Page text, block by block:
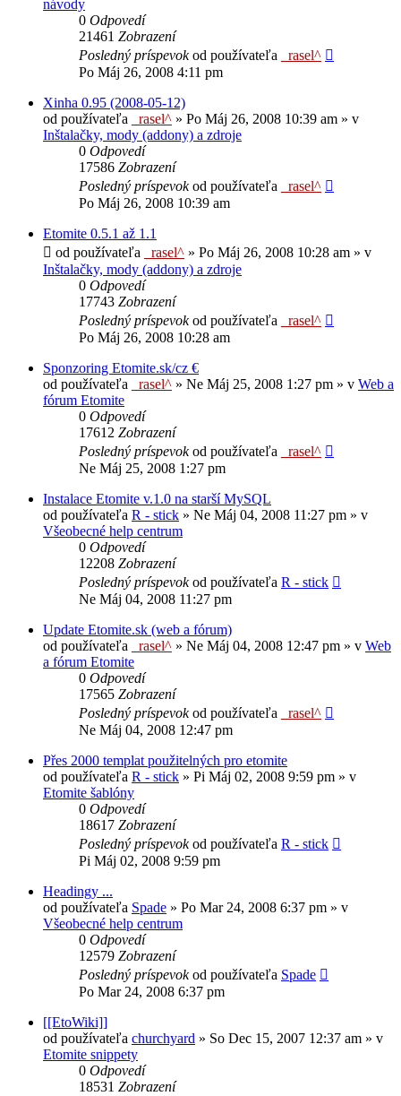
návody
0 Odpovedí
21461 Zobrazení
Posledný príspevokod používateľa
_rasel^
Po Máj 26, 2008 4:11 pm
Xinha 0.95 (2008-05-12)
od používateľa
_rasel^ » Po Máj 26, 2008 10:39 am » v
Inštalačky, mody (addony) a zdroje
0 Odpovedí
17586 Zobrazení
Posledný príspevokod používateľa
_rasel^
Po Máj 26, 2008 10:39 am
Etomite 0.5.1 až 1.1
od používateľa
_rasel^ » Po Máj 26, 2008 10:28 am » v
Inštalačky, mody (addony) a zdroje
0 Odpovedí
17743 Zobrazení
Posledný príspevokod používateľa
_rasel^
Po Máj 26, 2008 10:28 am
Sponzoring Etomite.sk/cz €
od používateľa
_rasel^ » Ne Máj 25, 2008 1:27 pm » v Web a
fórum Etomite
0 Odpovedí
17612 Zobrazení
Posledný príspevokod používateľa
_rasel^
Ne Máj 25, 2008 1:27 pm
Instalace Etomite v.1.0 na starší MySQL
od používateľa R - stick » Ne Máj 04, 2008 11:27 pm » v
Všeobecné help centrum
0 Odpovedí
12208 Zobrazení
Posledný príspevokod používateľa R - stick
Ne Máj 04, 2008 11:27 pm
Update Etomite.sk (web a fórum)
od používateľa
_rasel^ » Ne Máj 04, 2008 12:47 pm » v Web
a fórum Etomite
0 Odpovedí
17565 Zobrazení
Posledný príspevokod používateľa
_rasel^
Ne Máj 04, 2008 12:47 pm
Přes 2000 templat použitelných pro etomite
od používateľa R - stick » Pi Máj 02, 2008 9:59 pm » v
Etomite šablóny
0 Odpovedí
18617 Zobrazení
Posledný príspevokod používateľa R - stick
Pi Máj 02, 2008 9:59 pm
Headingy ...
od používateľa Spade » Po Mar 24, 2008 6:37 pm » v
Všeobecné help centrum
0 Odpovedí
12579 Zobrazení
Posledný príspevokod používateľa Spade
Po Mar 24, 2008 6:37 pm
[[EtoWiki]]
od používateľa churchyard » So Dec 15, 2007 12:37 am » v
Etomite snippety
0 Odpovedí
18531 Zobrazení